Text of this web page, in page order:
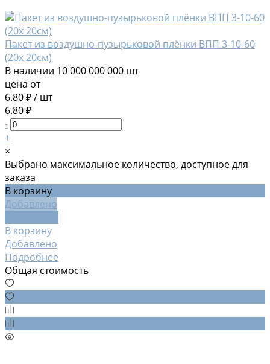
Пакет из воздушно-пузырьковой плёнки ВПП 3-10-60
(20х 20см)
В наличии 10 000 000 000 шт
цена от
6.80 ₽/ шт
6.80 ₽
-
+
×
Выбрано максимальное количество, доступное для
заказа
В корзину
Добавлено
В корзину
Добавлено
Подробнее
Общая стоимость